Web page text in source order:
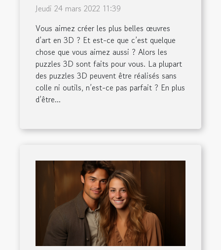
Jeudi 24 mars 2022 11:39
Vous aimez créer les plus belles œuvres
d’art en 3D ? Et est-ce que c’est quelque
chose que vous aimez aussi ? Alors les
puzzles 3D sont faits pour vous. La plupart
des puzzles 3D peuvent être réalisés sans
colle ni outils, n’est-ce pas parfait ? En plus
d’être...